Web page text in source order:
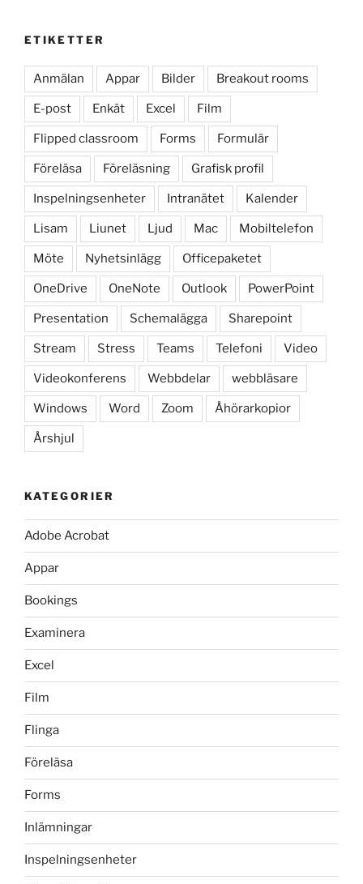
ETIKETTER
Anmälan Appar Bilder Breakout rooms
E-post Enkät Excel Film
Flipped classroom Forms Formulär
Föreläsa Föreläsning Grafisk profil
Inspelningsenheter Intranätet Kalender
Lisam Liunet Ljud Mac Mobiltelefon
Möte Nyhetsinlägg Officepaketet
OneDrive OneNote Outlook PowerPoint
Presentation Schemalägga Sharepoint
Stream Stress Teams Telefoni Video
Videokonferens Webbdelar webbläsare
Windows Word Zoom Åhörarkopior
Årshjul
KATEGORIER
Adobe Acrobat
Appar
Bookings
Examinera
Excel
Film
Flinga
Föreläsa
Forms
Inlämningar
Inspelningsenheter